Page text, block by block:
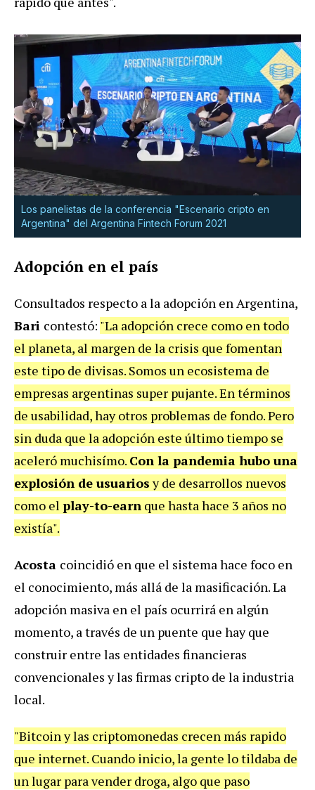
Los panelistas de la conferencia "Escenario cripto en
Argentina" del Argentina Fintech Forum 2021
Adopción en el país
Consultados respecto a la adopción en Argentina,
Bari contestó: "La adopción crece como en todo
el planeta, al margen de la crisis que fomentan
este tipo de divisas. Somos un ecosistema de
empresas argentinas super pujante. En términos
de usabilidad, hay otros problemas de fondo. Pero
sin duda que la adopción este último tiempo se
aceleró muchisímo. Con la pandemia hubo una
explosión de usuariosy de desarrollos nuevos
como el play-to-earn que hasta hace 3 años no
existía".
Acosta coincidió en que el sistema hace foco en
el conocimiento, más allá de la masificación. La
adopción masiva en el país ocurrirá en algún
momento, a través de un puente que hay que
construir entre las entidades financieras
convencionales y las firmas cripto de la industria
local.
"Bitcoin y las criptomonedas crecen más rapido
que internet. Cuando inicio, la gente lo tildaba de
un lugar para vender droga, algo que paso